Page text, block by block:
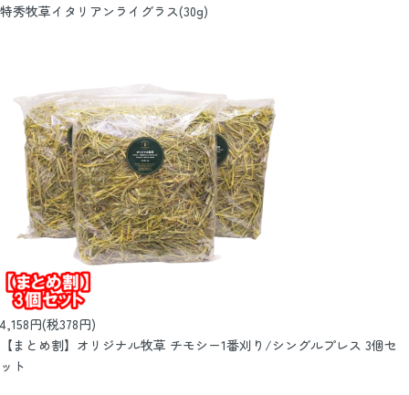
特秀牧草イタリアンライグラス(30g)
4,158円(税378円)
【まとめ割】オリジナル牧草 チモシー1番刈り/シングルプレス 3個セ
ット